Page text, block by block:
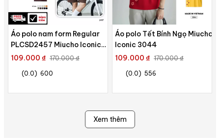
Áo polo nam form Regular
PLCSD2457 Miucho Iconic
tay ngắn vải cá sấu thoáng
109.000 ₫ 170.000 ₫
(0.0) 600
Áo polo Tết Bính Ngọ Miucho
Iconic 3044
109.000 ₫ 170.000 ₫
(0.0) 556
Xem thêm